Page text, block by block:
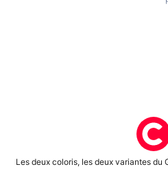
Les deux coloris, les deux variantes